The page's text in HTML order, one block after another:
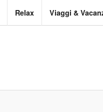
Relax Viaggi &